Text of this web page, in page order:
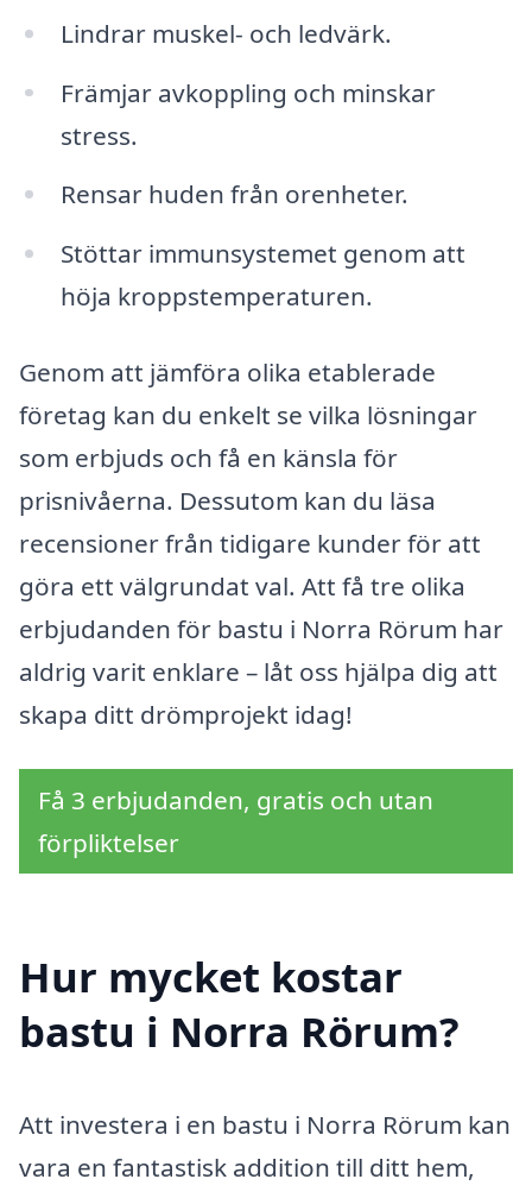
Lindrar muskel- och ledvärk.
Främjar avkoppling och minskar
stress.
Rensar huden från orenheter.
Stöttar immunsystemet genom att
höja kroppstemperaturen.
Genom att jämföra olika etablerade
företag kan du enkelt se vilka lösningar
som erbjuds och få en känsla för
prisnivåerna. Dessutom kan du läsa
recensioner från tidigare kunder för att
göra ett välgrundat val. Att få tre olika
erbjudanden för bastu i Norra Rörum har
aldrig varit enklare – låt oss hjälpa dig att
skapa ditt drömprojekt idag!
Få 3 erbjudanden, gratis och utan
förpliktelser
Hur mycket kostar
bastu i Norra Rörum?
Att investera i en bastu i Norra Rörum kan
vara en fantastisk addition till ditt hem,